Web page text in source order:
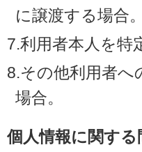
に譲渡する場合。
7.利用者本人を特
8.その他利用者
場合。
個人情報に関する